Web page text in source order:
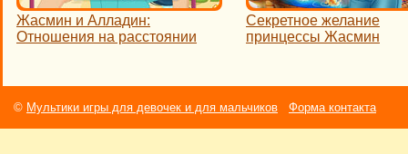
Жасмин и Алладин:
Отношения на расстоянии
Секретное желание
принцессы Жасмин
© Мультики игры для девочек и для мальчиков Форма контакта